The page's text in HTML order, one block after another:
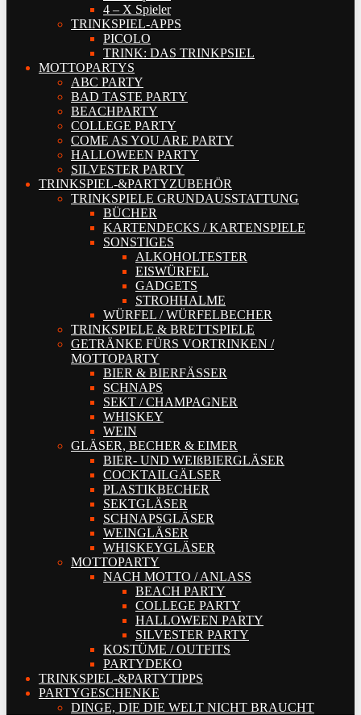
4 – X Spieler
TRINKSPIEL-APPS
PICOLO
TRINK: DAS TRINKPSIEL
MOTTOPARTYS
ABC PARTY
BAD TASTE PARTY
BEACHPARTY
COLLEGE PARTY
COME AS YOU ARE PARTY
HALLOWEEN PARTY
SILVESTER PARTY
TRINKSPIEL-&PARTYZUBEHÖR
TRINKSPIELE GRUNDAUSSTATTUNG
BÜCHER
KARTENDECKS / KARTENSPIELE
SONSTIGES
ALKOHOLTESTER
EISWÜRFEL
GADGETS
STROHHALME
WÜRFEL / WÜRFELBECHER
TRINKSPIELE & BRETTSPIELE
GETRÄNKE FÜRS VORTRINKEN /
MOTTOPARTY
BIER & BIERFÄSSER
SCHNAPS
SEKT / CHAMPAGNER
WHISKEY
WEIN
GLÄSER, BECHER & EIMER
BIER- UND WEIßBIERGLÄSER
COCKTAILGÄLSER
PLASTIKBECHER
SEKTGLÄSER
SCHNAPSGLÄSER
WEINGLÄSER
WHISKEYGLÄSER
MOTTOPARTY
NACH MOTTO / ANLASS
BEACH PARTY
COLLEGE PARTY
HALLOWEEN PARTY
SILVESTER PARTY
KOSTÜME / OUTFITS
PARTYDEKO
TRINKSPIEL-&PARTYTIPPS
PARTYGESCHENKE
DINGE, DIE DIE WELT NICHT BRAUCHT